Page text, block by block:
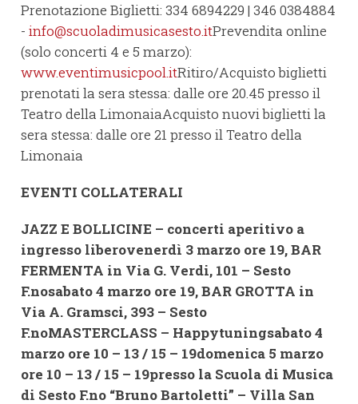
Prenotazione Biglietti: 334 6894229 | 346 0384884
- info@scuoladimusicasesto.itPrevendita online
(solo concerti 4 e 5 marzo):
www.eventimusicpool.itRitiro/Acquisto biglietti
prenotati la sera stessa: dalle ore 20.45 presso il
Teatro della LimonaiaAcquisto nuovi biglietti la
sera stessa: dalle ore 21 presso il Teatro della
Limonaia
EVENTI COLLATERALI
JAZZ E BOLLICINE – concerti aperitivo a
ingresso liberovenerdì 3 marzo ore 19, BAR
FERMENTA in Via G. Verdi, 101 – Sesto
F.nosabato 4 marzo ore 19, BAR GROTTA in
Via A. Gramsci, 393 – Sesto
F.noMASTERCLASS – Happytuningsabato 4
marzo ore 10 – 13 / 15 – 19domenica 5 marzo
ore 10 – 13 / 15 – 19presso la Scuola di Musica
di Sesto F.no “Bruno Bartoletti” – Villa San